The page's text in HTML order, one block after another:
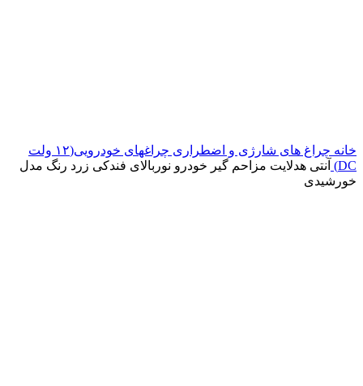
خانه چراغ های شارژی و اضطراری
چراغهای خودرویی(۱۲ ولت
DC)
آنتی هدلایت مزاحم گیر خودرو نوربالای فندکی زرد رنگ مدل
خورشیدی